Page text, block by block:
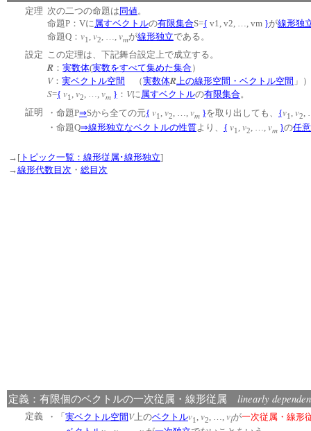
定理 次の二つの命題は 同値。
命題P：Vに属すベクトルの有限集合S={ v1, v2, …, vm }が線形独
命題Q： v1 , v2, …, vmが線形独立である。
設定 この定理は、下記舞台設定上で成立する。
R ： 実数体(実数をすべて集めた集合）
V： 実ベクトル空間 （実数体R上の線形空間・ベクトル空間
S={ v1 , v2, …, vm } ： Vに属すベクトルの有限集合。
証明
・命題P⇒Sから全ての元{ v1 , v2, …, vm }を取り出しても、 {v1 , v2,
・命題Q⇒線形独立なベクトルの性質より、 { v1 v2 vm }の任
→[ トピック一覧：線形従属･線形独立]
→線形代数目次 ・ 総目次
定義：有限個のベクトルの一次従属・線形従属 linearly
定義 ・「 実ベクトル空間 V上のベクトルv1 , v2, …, vlが一次従属・線形